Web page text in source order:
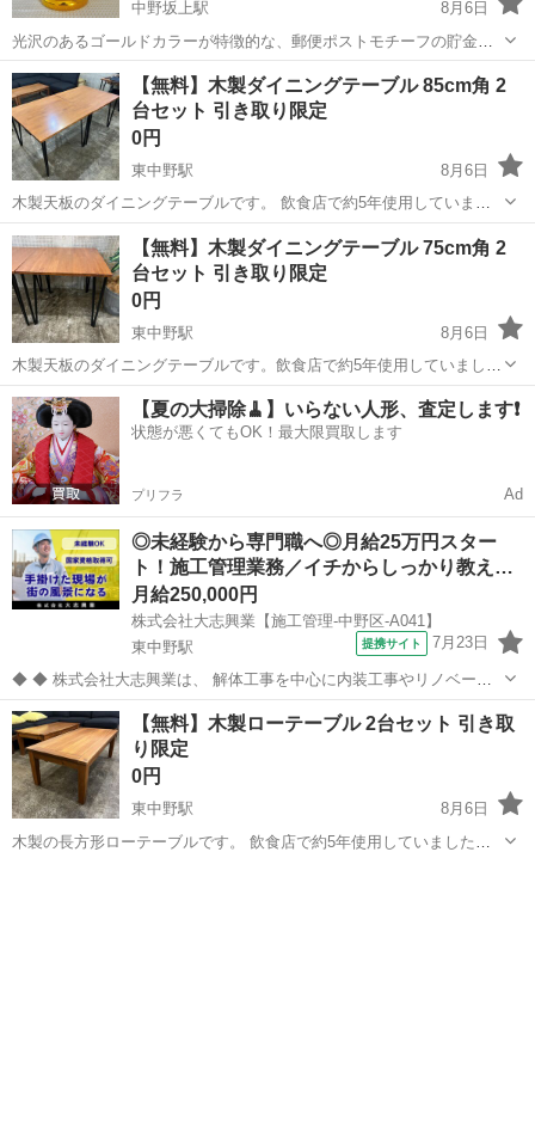
中野坂上駅
8月6日
光沢のあるゴールドカラーが特徴的な、郵便ポストモチーフの貯金箱
です。インテリアの面白いアクセントとしてお使いいただけるかと思
います。 高さ 約19センチぐらい 底の直径 約11.5センチぐ
らい - 形状: 郵便ポ...
東京 中野区 中野坂上駅 インテリア雑貨/小物
【無料】木製ダイニングテーブル 85cm角 2
台セット 引き取り限定
0円
東中野駅
8月6日
木製天板のダイニングテーブルです。 飲食店で約5年使用していまし
た。 無料でお譲りします。 まずは2台まとめて引き取っていただける
方を優先します。 【内容】 ・ダイニングテーブル 2台 ・サイズはど
ちらも...
東京 中野区 東中野駅 テーブル ダイニング
【無料】木製ダイニングテーブル 75cm角 2
台セット 引き取り限定
0円
東中野駅
8月6日
木製天板のダイニングテーブルです。飲食店で約5年使用していまし
た。 無料でお譲りします。まずは2台まとめて引き取っていただける
方を優先します。 【内容】・ダイニングテーブル 2台・サイズはどち
東京 中野区 東中野駅 テーブル ネジ
【夏の大掃除🧹】いらない人形、査定します❗️
状態が悪くてもOK！最大限買取します
プリフラ Ad
◎未経験から専門職へ◎月給25万円スター
ト！施工管理業務／イチからしっかり教え…
月給250,000円
株式会社大志興業【施工管理-中野区-A041】
東中野駅
提携サイト 7月23日
◆ ◆ 株式会社大志興業は、 解体工事を中心に内装工事やリノベーシ
ョン工事まで幅広く手掛ける総合建設企業です。 住宅・店舗・ビルな
ど多様な現場に対応し、解体から施工、廃棄物処理まで一貫して行っ
ています。 20代～40代の...
東京 中野区 東中野駅 その他
【無料】木製ローテーブル 2台セット 引き取
り限定
0円
東中野駅
8月6日
木製の長方形ローテーブルです。 飲食店で約5年使用していました。